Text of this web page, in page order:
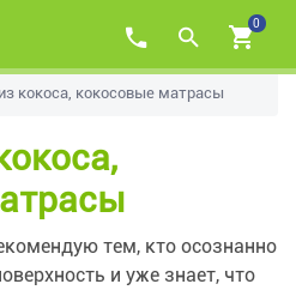
0
из кокоса, кокосовые матрасы
тем, кто осознанно
и уже знает, что